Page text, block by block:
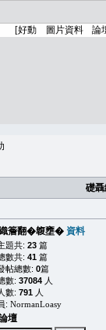
礎
簷翻�䪖壅� 資料
題共: 23 篇
數共: 41 篇
帖總數: 0篇
數: 37084 人
數: 791 人
: NormanLoasy
壇